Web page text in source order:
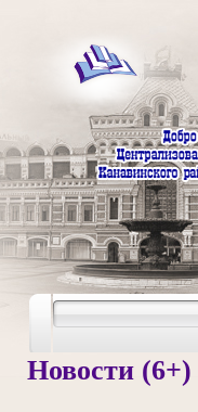
Новости (6+)